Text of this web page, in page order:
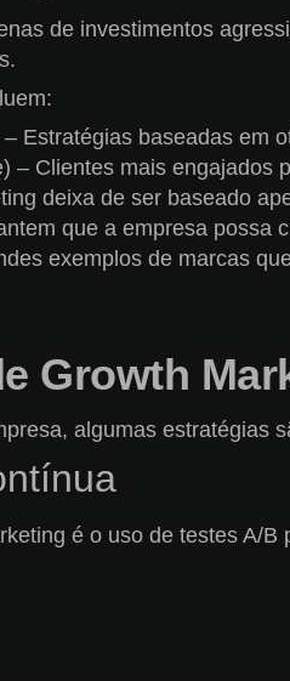
de investimentos
Estratégias baseadas em
– Clientes mais
deixa de ser baseado
que a empresa possa
exemplos de marcas
Growth
algumas estratégias
é o uso de testes A/